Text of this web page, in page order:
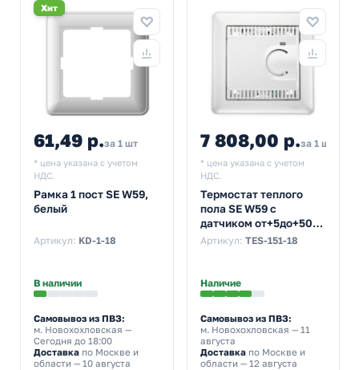
Хит
61,49 р.за 1 шт
* цена указана с учетом
НДС.
Рамка 1 пост SE W59,
белый
Артикул: KD-1-18
В наличии
Самовывоз из ПВЗ:
м. Новохохловская —
Сегодня до 18:00
Доставка по Москве и
области — 10 августа
7 808,00 р.за 1 шт
* цена указана с учетом
НДС.
Термостат теплого
пола SE W59 с
датчиком от+5до+50С
10A в сборе, белый
Артикул: TES-151-18
Наличие
Самовывоз из ПВЗ:
м. Новохохловская — 11
августа
Доставкапо Москве и
области — 12 августа